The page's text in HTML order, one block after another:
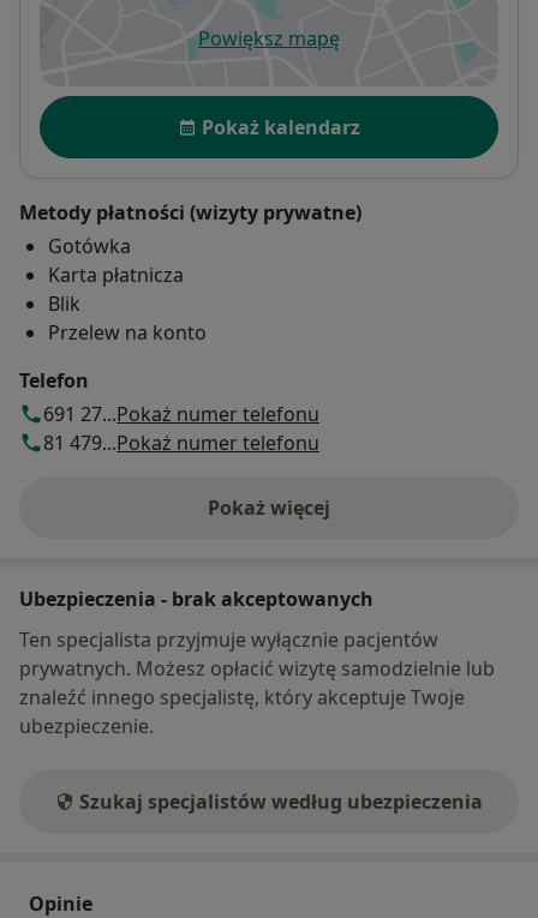
Powiększ mapęotwiera się w nowej karcie
Dostępność
Pokaż kalendarz
Metody płatności (wizyty prywatne)
Gotówka
Karta płatnicza
Blik
Przelew na konto
Telefon
691 27...Pokaż numer telefonu
81 479...Pokaż numer telefonu
Pokaż więcej
o adresie
Ubezpieczenia - brak akceptowanych
Ten specjalista przyjmuje wyłącznie pacjentów
prywatnych. Możesz opłacić wizytę samodzielnie lub
znaleźć innego specjalistę, który akceptuje Twoje
ubezpieczenie.
Szukaj specjalistów według ubezpieczenia
Opinie